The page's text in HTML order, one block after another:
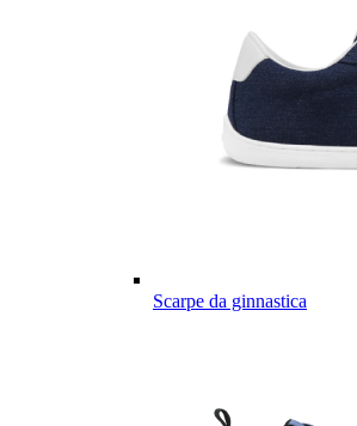
Scarpe da ginnastica